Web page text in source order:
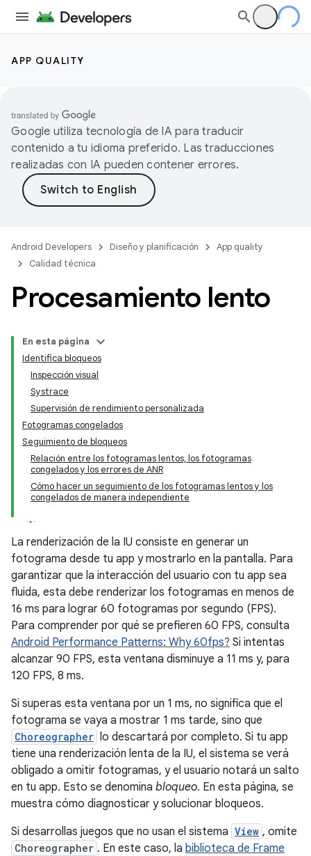
APP QUALITY
Google utiliza tecnología de IA para traducir
contenido a tu idioma preferido. Las traducciones
realizadas con IA pueden contener errores.
Android Developers Diseño y planificación
App quality
Calidad técnica
Procesamiento lento
En esta página
Identifica bloqueos
Inspección visual
Systrace
Supervisión de rendimiento personalizada
Fotogramas congelados
Seguimiento de bloqueos
Relación entre los fotogramas lentos, los fotogramas
congelados y los errores de ANR
Cómo hacer un seguimiento de los fotogramas lentos y los
congelados de manera independiente
La renderización de la IU consiste en generar un
fotograma desde tu app y mostrarlo en la pantalla. Para
garantizar que la interacción del usuario con tu app sea
fluida, esta debe renderizar los fotogramas en menos de
16 ms para lograr 60 fotogramas por segundo (FPS).
Para comprender por qué se prefieren 60 FPS, consulta
Android Performance Patterns: Why 60fps? Si intentas
alcanzar 90 FPS, esta ventana disminuye a 11 ms y, para
120 FPS, 8 ms.
Si superas esta ventana por un 1 ms, no significa que el
fotograma se vaya a mostrar 1 ms tarde, sino que
Choreographer lo descartará por completo. Si tu app
tiene una renderización lenta de la IU, el sistema se verá
obligado a omitir fotogramas, y el usuario notará un salto
en tu app. Esto se denomina bloqueo. En esta página, se
muestra cómo diagnosticar y solucionar bloqueos.
Si desarrollas juegos que no usan el sistema View , omite
Choreographer . En este caso, la biblioteca de Frame